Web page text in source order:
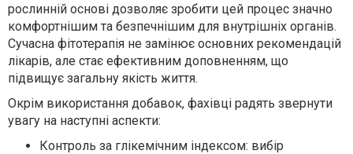
рослинній основі дозволяє зробити цей процес значно
комфортнішим та безпечнішим для внутрішніх органів.
Сучасна фітотерапія не замінює основних рекомендацій
лікарів, але стає ефективним доповненням, що
підвищує загальну якість життя.
Окрім використання добавок, фахівці радять звернути
увагу на наступні аспекти:
Контроль за глікемічним індексом: вибір